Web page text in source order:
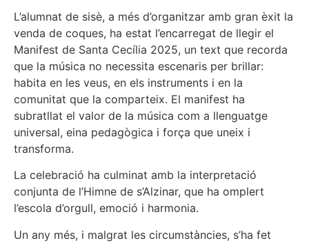
L’alumnat de sisè, a més d’organitzar amb gran èxit la
venda de coques, ha estat l’encarregat de llegir el
Manifest de Santa Cecília 2025, un text que recorda
que la música no necessita escenaris per brillar:
habita en les veus, en els instruments i en la
comunitat que la comparteix. El manifest ha
subratllat el valor de la música com a llenguatge
universal, eina pedagògica i força que uneix i
transforma.
La celebració ha culminat amb la interpretació
conjunta de l’Himne de s’Alzinar, que ha omplert
l’escola d’orgull, emoció i harmonia.
Un any més, i malgrat les circumstàncies, s’ha fet